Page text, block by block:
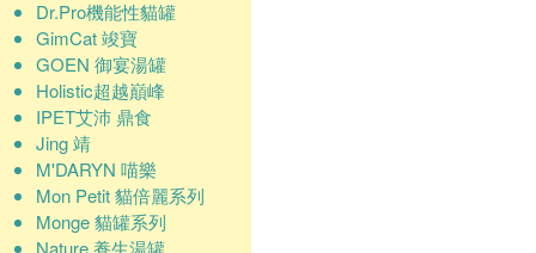
Dr.Pro機能性貓罐
GimCat 竣寶
GOEN 御宴湯罐
Holistic超越巔峰
IPET艾沛 鼎食
Jing 靖
M'DARYN 喵樂
Mon Petit 貓倍麗系列
Monge 貓罐系列
Nature 養生湯罐